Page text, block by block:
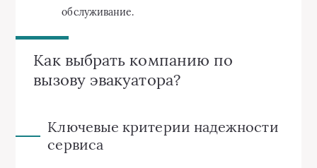
обслуживание.
Как выбрать компанию по
вызову эвакуатора?
Ключевые критерии надежности
сервиса